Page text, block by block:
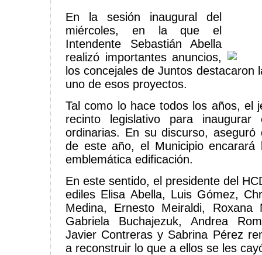
En la sesión inaugural del
miércoles, en la que el
Intendente Sebastián Abella
realizó importantes anuncios,
los concejales de Juntos destacaron
uno de esos proyectos.
Tal como lo hace todos los años, el
recinto legislativo para
ordinarias. En su discurso,
de este año, el Municipio encarará
emblemática edificación.
En este sentido, el presidente del
ediles Elisa Abella, Luis Gómez,
Medina, Ernesto Meiraldi, Roxana
Gabriela Buchajezuk, Andrea
Javier Contreras y Sabrina Pérez
a reconstruir lo que a ellos se les